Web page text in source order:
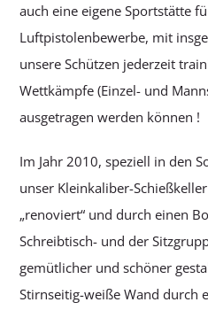
auch eine eigene Sportstätte
Luftpistolenbewerbe, mit
unsere Schützen jederzeit
Wettkämpfe (Einzel- und
ausgetragen werden können !
Im Jahr 2010, speziell in den
unser Kleinkaliber-
„renoviert“ und durch einen
Schreibtisch- und der
gemütlicher und schöner
Stirnseitig-weiße Wand durch